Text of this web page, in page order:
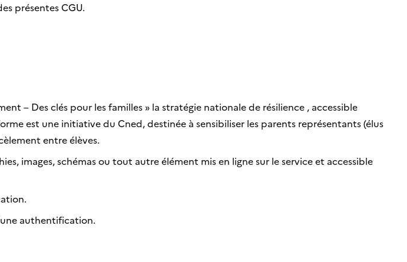
présentes CGU.
– Des clés pour les familles » la stratégie nationale de résilience , accessible
est une initiative du Cned, destinée à sensibiliser les parents représentants (élus
entre élèves.
images, schémas ou tout autre élément mis en ligne sur le service et accessible
authentification.